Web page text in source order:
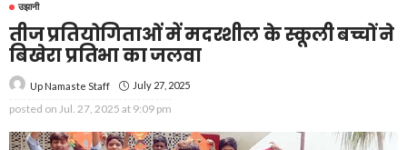
उझानी
तीज प्रतियोगिताओं में मदरशील के स्कूली बच्चों ने
बिखेरा प्रतिभा का जलवा
Up Namaste Staff July 27, 2025
posted on Jul. 27, 2025 at 9:09 pm